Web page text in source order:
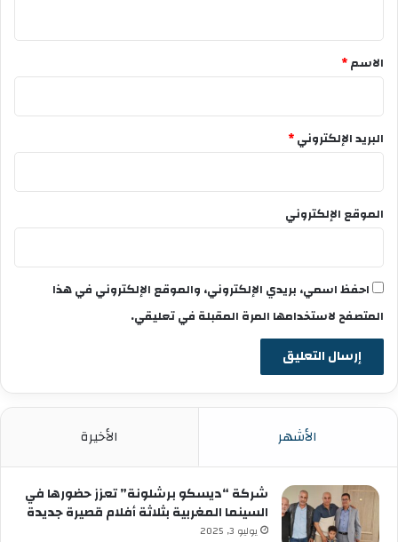
*
الاسم*
البريد الإلكتروني*
الموقع الإلكتروني
احفظ اسمي، بريدي الإلكتروني، والموقع الإلكتروني في هذا
المتصفح لاستخدامها المرة المقبلة في تعليقي.
الأشهر الأخيرة
شركة “ديسكو برشلونة” تعزز حضورها في
السينما المغربية بثلاثة أفلام قصيرة جديدة
يوليو 3, 2025